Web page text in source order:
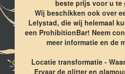
beste prijs voor u te
Wij beschikken ook over
Lelystad, die wij helemaal
een ProhibitionBar! Neem
meer informatie en de
Locatie transformatie -
Ervaar de glitter en